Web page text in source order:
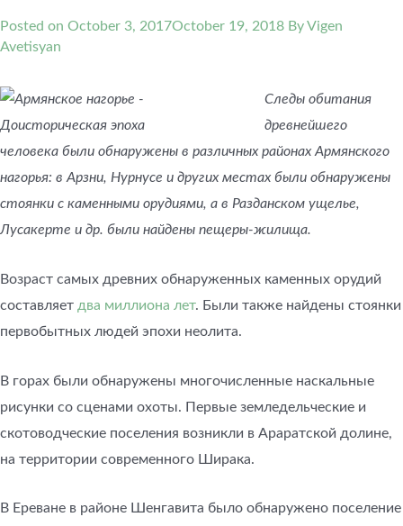
Posted on October 3, 2017October 19, 2018 By Vigen
Avetisyan
Следы обитания
древнейшего
человека были обнаружены в различных районах Армянского
нагорья: в Арзни, Нурнусе и других местах были обнаружены
стоянки с каменными орудиями, а в Разданском ущелье,
Лусакерте и др. были найдены пещеры-жилища.
Возраст самых древних обнаруженных каменных орудий
составляет два миллиона лет. Были также найдены стоянки
первобытных людей эпохи неолита.
В горах были обнаружены многочисленные наскальные
рисунки со сценами охоты. Первые земледельческие и
скотоводческие поселения возникли в Араратской долине,
на территории современного Ширака.
В Ереване в районе Шенгавита было обнаружено поселение